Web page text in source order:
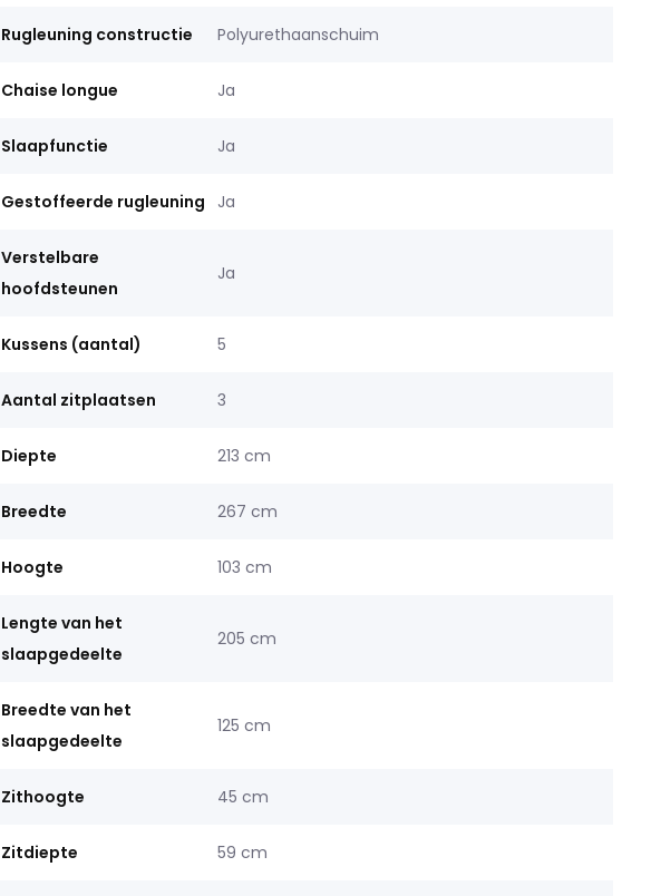
Rugleuning constructie Polyurethaanschuim
Chaise longue Ja
Slaapfunctie Ja
Gestoffeerde rugleuning Ja
Verstelbare
hoofdsteunen
Ja
Kussens (aantal) 5
Aantal zitplaatsen 3
Diepte 213 cm
Breedte 267 cm
Hoogte 103 cm
Lengte van het
slaapgedeelte
205 cm
Breedte van het
slaapgedeelte
125 cm
Zithoogte 45 cm
Zitdiepte 59 cm